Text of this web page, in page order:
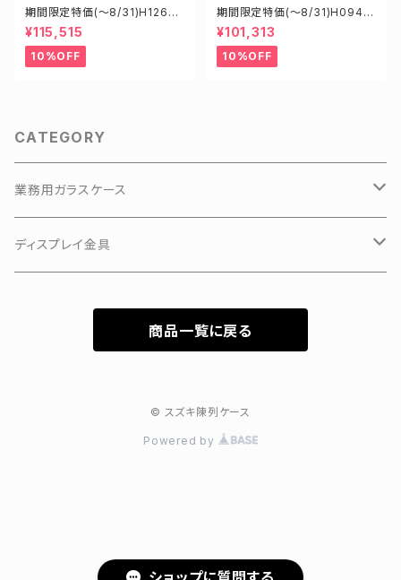
期間限定特価(～8/31)H12602
B W1200D600H1200mm 新
型業務用ガラスケース ショーケ
ース
¥115,515
10%OFF
期間限定特価(～8/31)H0945
5B W900D450H1500mm 新
型業務用ガラスケース ショーケ
ース
¥101,313
10%OFF
CATEGORY
業務用ガラスケース
KKKアルミアップケース
カラーフレーム3Hガラスショーケース
ディスプレイ金具
商品一覧に戻る
© スズキ陳列ケース
Powered by